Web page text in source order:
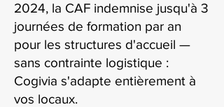
2024, la CAF indemnise jusqu'à 3
journées de formation par an
pour les structures d'accueil —
sans contrainte logistique :
Cogivia s'adapte entièrement à
vos locaux.